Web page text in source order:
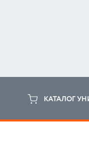
КАТАЛОГ